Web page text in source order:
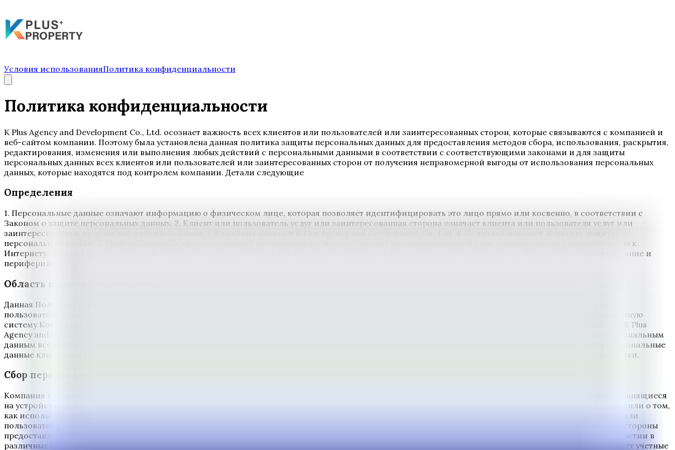
Условия использованияПолитика конфиденциальности
Политика конфиденциальности
K Plus Agency and Development Co., Ltd. осознает важность всех клиентов или пользователей или заинтересованных сторон, которые связываются с компанией и
веб-сайтом компании. Поэтому была установлена данная политика защиты персональных данных для предоставления методов сбора, использования, раскрытия,
редактирования, изменения или выполнения любых действий с персональными данными в соответствии с соответствующими законами и для защиты
персональных данных всех клиентов или пользователей или заинтересованных сторон от получения неправомерной выгоды от использования персональных
данных, которые находятся под контролем компании. Детали следующие
Определения
1. Персональные данные означают информацию о физическом лице, которая позволяет идентифицировать это лицо прямо или косвенно, в соответствии с
Законом о защите персональных данных. 2. Клиент или пользователь услуг или заинтересованная сторона означает клиента или пользователя услуг или
заинтересованную сторону веб-сайта Компании. 3. Компания означает K Plus Agency and Development Co., Ltd. 4. Политика означает политику защиты
персональных данных. 5. Информационная система означает компьютерную систему, систему коммуникационной сети, сетевую систему, подключенную к
Интернету, систему хранения данных, систему электронной почты, все типы систем передачи данных, данные устройств связи, компьютерное оборудование и
периферийные устройства, или любое связанное оборудование, которое является собственностью Компании.
Область применения политики
Данная Политика конфиденциальности предназначена для разъяснения деталей, методов управления и защиты персональных данных клиентов или
пользователей услуг или заинтересованных сторон, которые связываются и предоставляют информацию Компании напрямую или через информационную
систему Компании. Она применяется к сбору, компиляции, использованию, раскрытию, изменению или любым действиям с персональными данными K Plus
Agency and Development Co., Ltd. Клиенты или пользователи услуг или заинтересованные стороны признают, что данная Политика применяется к персональным
данным всех клиентов или пользователей услуг или заинтересованных сторон и соглашаются, что Компания имеет право хранить и использовать персональные
данные клиентов или пользователей услуг или заинтересованных сторон, которые есть в настоящее время и будут в будущем для целей данной Политики.
Сбор персональных данных
Компания собирает информацию через различные технологии, такие как файлы cookie, которые представляют собой небольшие фрагменты данных, хранящиеся
на устройствах клиентов или пользователей или заинтересованных сторон, которые позволят веб-сайту запомнить информацию о доступе к веб-сайту или о том,
как использовать веб-сайт каждый раз. Информация, которую собирает Компания (персональные данные), состоит из Информация, которую клиенты или
пользователи или заинтересованные стороны предоставляют напрямую: это информация, которую клиенты или пользователи или заинтересованные стороны
предоставляют Компании, такая как информация, которую клиенты или пользователи или заинтересованные стороны заполняют при регистрации, участии в
различных мероприятиях, опросная информация, информация об учетной записи пользователя (Аккаунт), информация, которая обновляет или изменяет учетные